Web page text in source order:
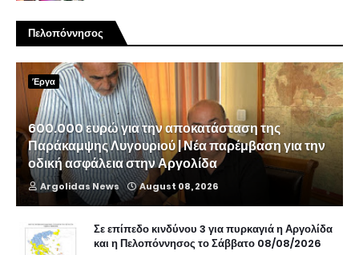
Πελοπόννησος
Έργα
600.000 ευρώ για την αποκατάσταση της
Παράκαμψης Λυγουριού | Νέα παρέμβαση για την
οδική ασφάλεια στην Αργολίδα
Argolidas News August 08, 2026
Σε επίπεδο κινδύνου 3 για πυρκαγιά η Αργολίδα
και η Πελοπόννησος το Σάββατο 08/08/2026